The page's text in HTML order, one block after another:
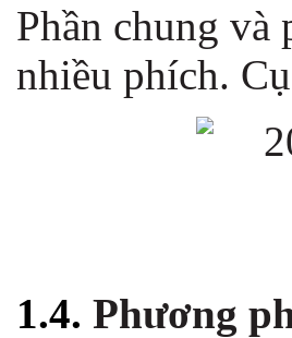
Phần chung và
nhiều phích.
1.4. Phương